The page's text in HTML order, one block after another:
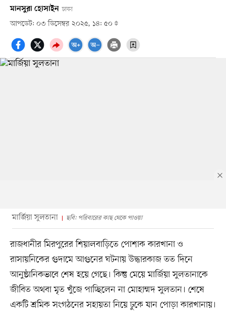
মানসুরা হোসাইন ঢাকা
আপডেট: ০৩ ডিসেম্বর ২০২৫, ১৪: ৫০
মার্জিয়া সুলতানা ছবি: পরিবারের কাছ থেকে পাওয়া
রাজধানীর মিরপুরের শিয়ালবাড়িতে পোশাক কারখানা ও
রাসায়নিকের গুদামে আগুনের ঘটনায় উদ্ধারকাজ তত দিনে
আনুষ্ঠানিকভাবে শেষ হয়ে গেছে। কিন্তু মেয়ে মার্জিয়া সুলতানাকে
জীবিত অথবা মৃত খুঁজে পাচ্ছিলেন না মোহাম্মদ সুলতান। শেষে
একটি শ্রমিক সংগঠনের সহায়তা নিয়ে ঢুকে যান পোড়া কারখানায়।